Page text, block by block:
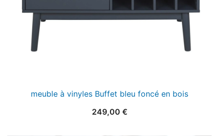
meuble à vinyles Buffet bleu foncé en bois
249,00 €